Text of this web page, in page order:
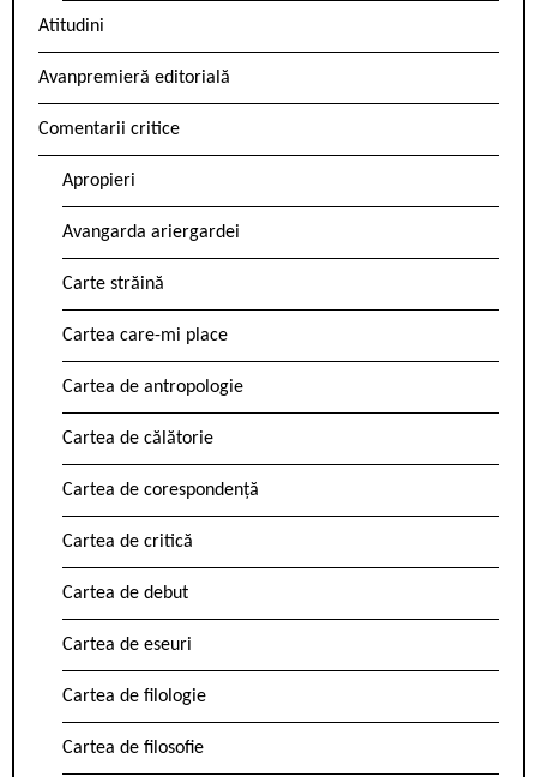
Atitudini
Avanpremieră editorială
Comentarii critice
Apropieri
Avangarda ariergardei
Carte străină
Cartea care-mi place
Cartea de antropologie
Cartea de călătorie
Cartea de corespondență
Cartea de critică
Cartea de debut
Cartea de eseuri
Cartea de filologie
Cartea de filosofie